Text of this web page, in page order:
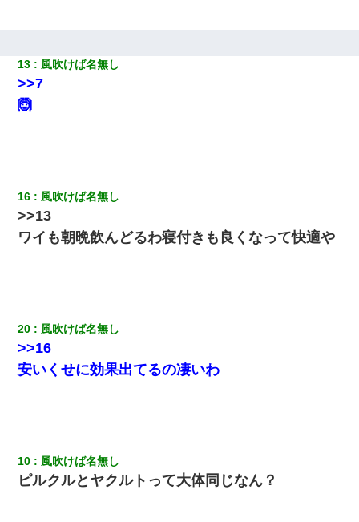
「本当に家まで来たの？証拠は？」旦那「俺の言葉が信じられな
いのか！」→ 離婚後
妻「ずっと好きだった人と一緒になりたいから、わかれてくださ
生保レディと行為する為に駆け引きしてみた結果ｗｗｗｗｗｗｗ
ｗｗｗｗｗ
友人とふたりで山口に旅行した時の事。レンタカーを借りて山の
中の道を走っていたら、突然ガガッ！って音がして…
私（23）冗談のつもりで上司（27）に胸を揉ませた結果・・・
【身体で払わせて】女友達「ごめん、何も言わずにお金貸してく
ださい……」俺「いいよ！いくら？」女友達「10万円ぐら
い……」俺「ほい！10万！」→
13 風吹けば名無し
>>7
🙆
16 風吹けば名無し
>>13
ワイも朝晩飲んどるわ寝付きも良くなって快適や
20 風吹けば名無し
>>16
安いくせに効果出てるの凄いわ
10 風吹けば名無し
ピルクルとヤクルトって大体同じなん？